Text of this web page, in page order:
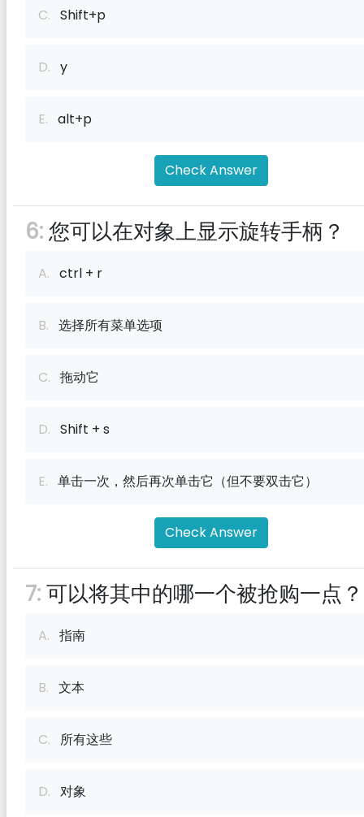
C. Shift+p
D. y
E. alt+p
Check Answer
6:您可以在对象上显示旋转手柄？
A. ctrl + r
B. 选择所有菜单选项
C. 拖动它
D. Shift + s
E. 单击一次，然后再次单击它（但不要双击它）
Check Answer
7:可以将其中的哪一个被抢购一点？
A. 指南
B. 文本
C. 所有这些
D. 对象